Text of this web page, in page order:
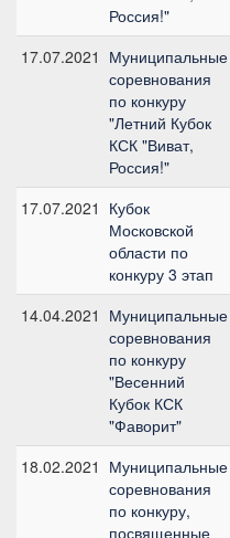
Россия!"
17.07.2021 Муниципальные
соревнования
по конкуру
"Летний Кубок
КСК "Виват,
Россия!"
17.07.2021 Кубок
Московской
области по
конкуру 3 этап
14.04.2021 Муниципальные
соревнования
по конкуру
"Весенний
Кубок КСК
"Фаворит"
18.02.2021 Муниципальные
соревнования
по конкуру,
посвященные